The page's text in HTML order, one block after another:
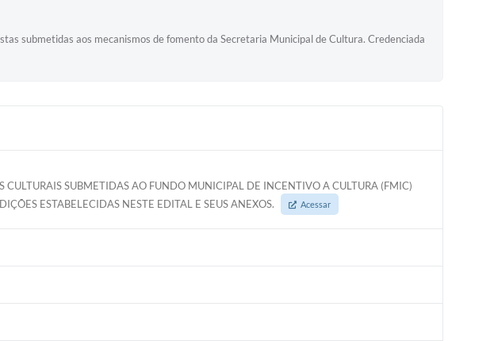
submetidas aos mecanismos de fomento da Secretaria Municipal de Cultura. Credenciada
CULTURAIS SUBMETIDAS AO FUNDO MUNICIPAL DE INCENTIVO A CULTURA (FMIC)
ESTABELECIDAS NESTE EDITAL E SEUS ANEXOS.
Acessar